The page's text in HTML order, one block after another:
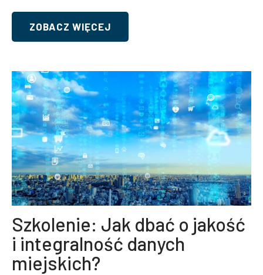
ZOBACZ WIĘCEJ
Szkolenie: Jak dbać o jakość
i integralność danych
miejskich?